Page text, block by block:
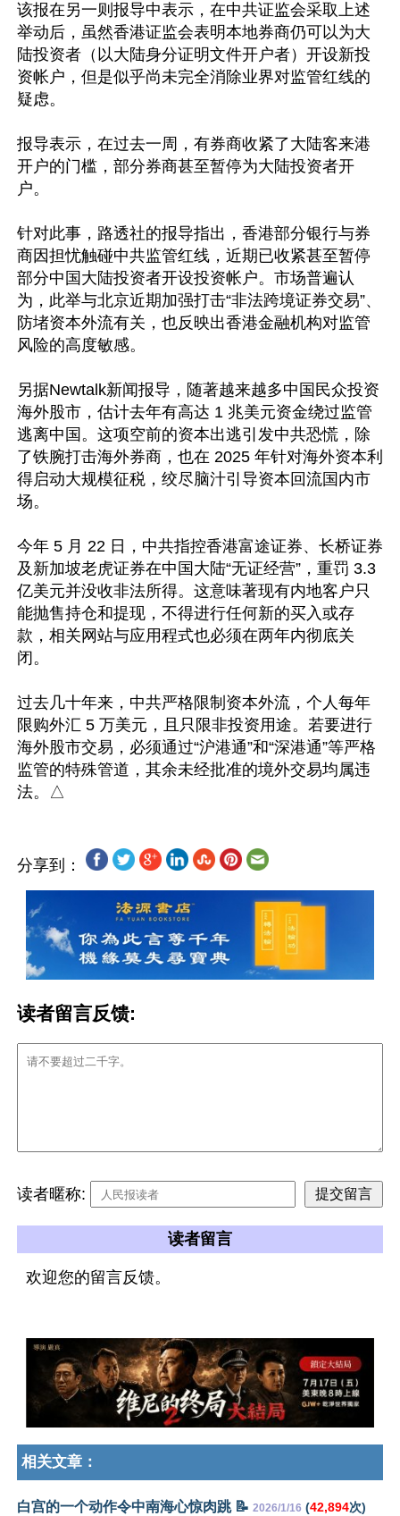
该报在另一则报导中表示，在中共证监会采取上述
举动后，虽然香港证监会表明本地券商仍可以为大
陆投资者（以大陆身分证明文件开户者）开设新投
资帐户，但是似乎尚未完全消除业界对监管红线的
疑虑。
报导表示，在过去一周，有券商收紧了大陆客来港
开户的门槛，部分券商甚至暂停为大陆投资者开
户。
针对此事，路透社的报导指出，香港部分银行与券
商因担忧触碰中共监管红线，近期已收紧甚至暂停
部分中国大陆投资者开设投资帐户。市场普遍认
为，此举与北京近期加强打击“非法跨境证券交易”、
防堵资本外流有关，也反映出香港金融机构对监管
风险的高度敏感。
另据Newtalk新闻报导，随著越来越多中国民众投资
海外股市，估计去年有高达 1 兆美元资金绕过监管
逃离中国。这项空前的资本出逃引发中共恐慌，除
了铁腕打击海外券商，也在 2025 年针对海外资本利
得启动大规模征税，绞尽脑汁引导资本回流国内市
场。
今年 5 月 22 日，中共指控香港富途证券、长桥证券
及新加坡老虎证券在中国大陆“无证经营”，重罚 3.3
亿美元并没收非法所得。这意味著现有内地客户只
能抛售持仓和提现，不得进行任何新的买入或存
款，相关网站与应用程式也必须在两年内彻底关
闭。
过去几十年来，中共严格限制资本外流，个人每年
限购外汇 5 万美元，且只限非投资用途。若要进行
海外股市交易，必须通过“沪港通”和“深港通”等严格
监管的特殊管道，其余未经批准的境外交易均属违
分享到：
读者留言反馈:
读者暱称:
读者留言
欢迎您的留言反馈。
相关文章：
白宫的一个动作令中南海心惊肉跳 📝 2026/1/16 (42,894次)